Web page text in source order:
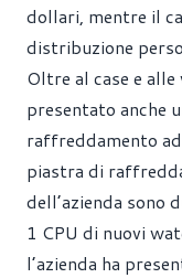
dollari, mentre il
distribuzione
Oltre al case e
presentato anche
raffreddamento
piastra di
dell’azienda sono
1 CPU di nuovi
l’azienda ha